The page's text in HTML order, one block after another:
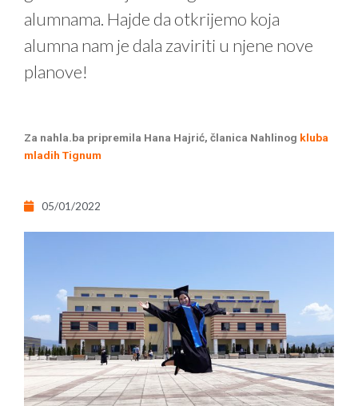
alumnama. Hajde da otkrijemo koja
alumna nam je dala zaviriti u njene nove
planove!
Za nahla.ba pripremila Hana Hajrić, članica Nahlinog kluba
mladih Tignum
05/01/2022